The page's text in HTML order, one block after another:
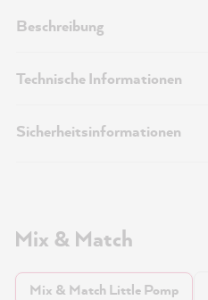
Beschreibung
Technische Informationen
Sicherheitsinformationen
Mix & Match
Mix & Match Little Pomp